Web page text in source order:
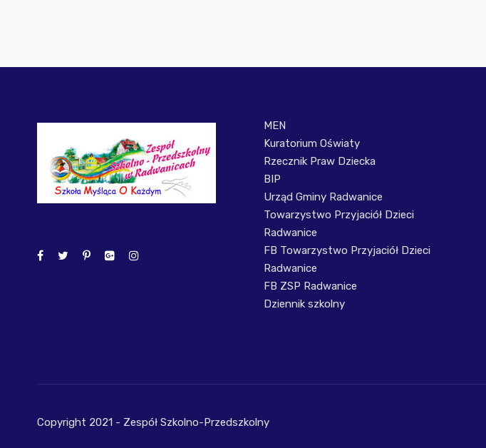
MEN
Kuratorium Oświaty
Rzecznik Praw Dziecka
BIP
Urząd Gminy Radwanice
Towarzystwo Przyjaciół Dzieci
Radwanice
FB Towarzystwo Przyjaciół Dzieci
Radwanice
FB ZSP Radwanice
Dziennik szkolny
Copyright 2021 - Zespół Szkolno-Przedszkolny